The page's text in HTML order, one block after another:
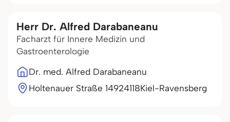
Herr Dr. Alfred Darabaneanu
Facharzt für Innere Medizin und
Gastroenterologie
Dr. med. Alfred Darabaneanu
Holtenauer Straße 14924118Kiel-Ravensberg